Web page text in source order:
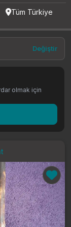
Tüm Türkiye
Değiştir
olmak için